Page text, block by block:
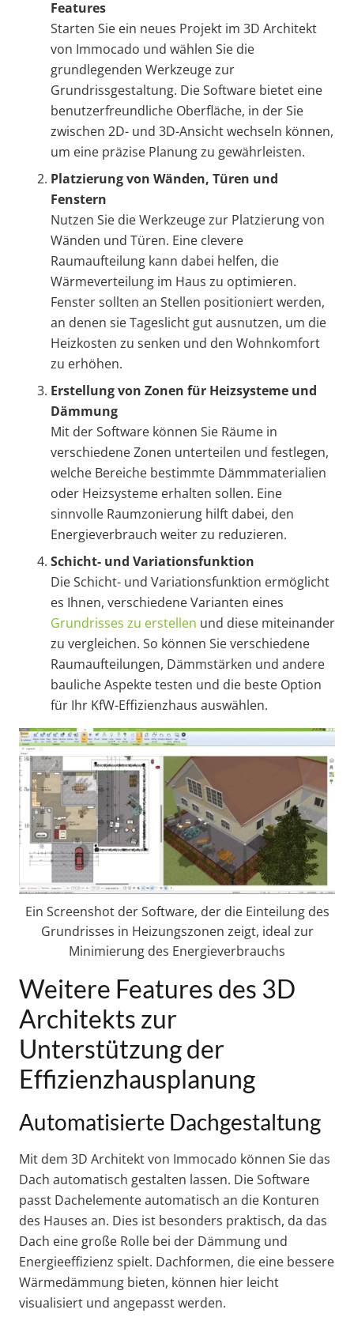
Features
Starten Sie ein neues Projekt im 3D Architekt
von Immocado und wählen Sie die
grundlegenden Werkzeuge zur
Grundrissgestaltung. Die Software bietet eine
benutzerfreundliche Oberfläche, in der Sie
zwischen 2D- und 3D-Ansicht wechseln können,
um eine präzise Planung zu gewährleisten.
Platzierung von Wänden, Türen und
Fenstern
Nutzen Sie die Werkzeuge zur Platzierung von
Wänden und Türen. Eine clevere
Raumaufteilung kann dabei helfen, die
Wärmeverteilung im Haus zu optimieren.
Fenster sollten an Stellen positioniert werden,
an denen sie Tageslicht gut ausnutzen, um die
Heizkosten zu senken und den Wohnkomfort
zu erhöhen.
Erstellung von Zonen für Heizsysteme und
Dämmung
Mit der Software können Sie Räume in
verschiedene Zonen unterteilen und festlegen,
welche Bereiche bestimmte Dämmmaterialien
oder Heizsysteme erhalten sollen. Eine
sinnvolle Raumzonierung hilft dabei, den
Energieverbrauch weiter zu reduzieren.
Schicht- und Variationsfunktion
Die Schicht- und Variationsfunktion ermöglicht
es Ihnen, verschiedene Varianten eines
Grundrisses zu erstellen und diese miteinander
zu vergleichen. So können Sie verschiedene
Raumaufteilungen, Dämmstärken und andere
bauliche Aspekte testen und die beste Option
für Ihr KfW-Effizienzhaus auswählen.
Ein Screenshot der Software, der die Einteilung des
Grundrisses in Heizungszonen zeigt, ideal zur
Minimierung des Energieverbrauchs
Weitere Features des 3D
Architekts zur
Unterstützung der
Effizienzhausplanung
Automatisierte Dachgestaltung
Mit dem 3D Architekt von Immocado können Sie das
Dach automatisch gestalten lassen. Die Software
passt Dachelemente automatisch an die Konturen
des Hauses an. Dies ist besonders praktisch, da das
Dach eine große Rolle bei der Dämmung und
Energieeffizienz spielt. Dachformen, die eine bessere
Wärmedämmung bieten, können hier leicht
visualisiert und angepasst werden.